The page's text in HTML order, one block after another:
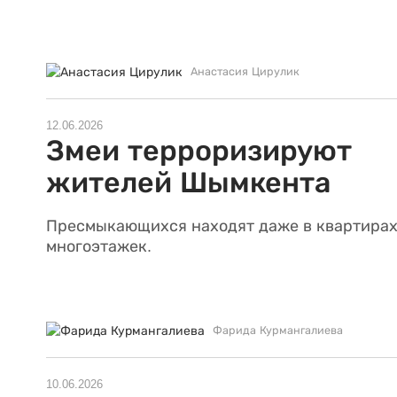
Анастасия Цирулик
12.06.2026
Змеи терроризируют
жителей Шымкента
Пресмыкающихся находят даже в квартирах
многоэтажек.
Фарида Курмангалиева
10.06.2026